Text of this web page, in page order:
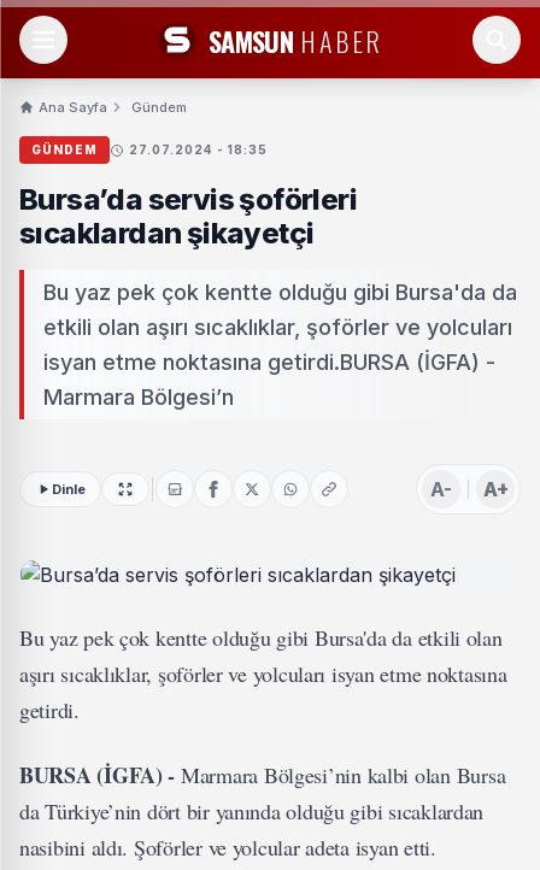
SAMSUN HABER
Ana Sayfa Gündem
GÜNDEM 27.07.2024 - 18:35
Bursa’da servis şoförleri
sıcaklardan şikayetçi
Bu yaz pek çok kentte olduğu gibi Bursa'da da
etkili olan aşırı sıcaklıklar, şoförler ve yolcuları
isyan etme noktasına getirdi.BURSA (İGFA) -
Marmara Bölgesi’n
Dinle A- A+
Bu yaz pek çok kentte olduğu gibi Bursa'da da etkili olan
aşırı sıcaklıklar, şoförler ve yolcuları isyan etme noktasına
getirdi.
BURSA (İGFA) - Marmara Bölgesi’nin kalbi olan Bursa
da Türkiye’nin dört bir yanında olduğu gibi sıcaklardan
nasibini aldı. Şoförler ve yolcular adeta isyan etti.